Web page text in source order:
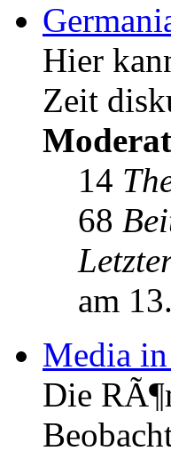
Hier
Zeit
14
68
am
Media
Die